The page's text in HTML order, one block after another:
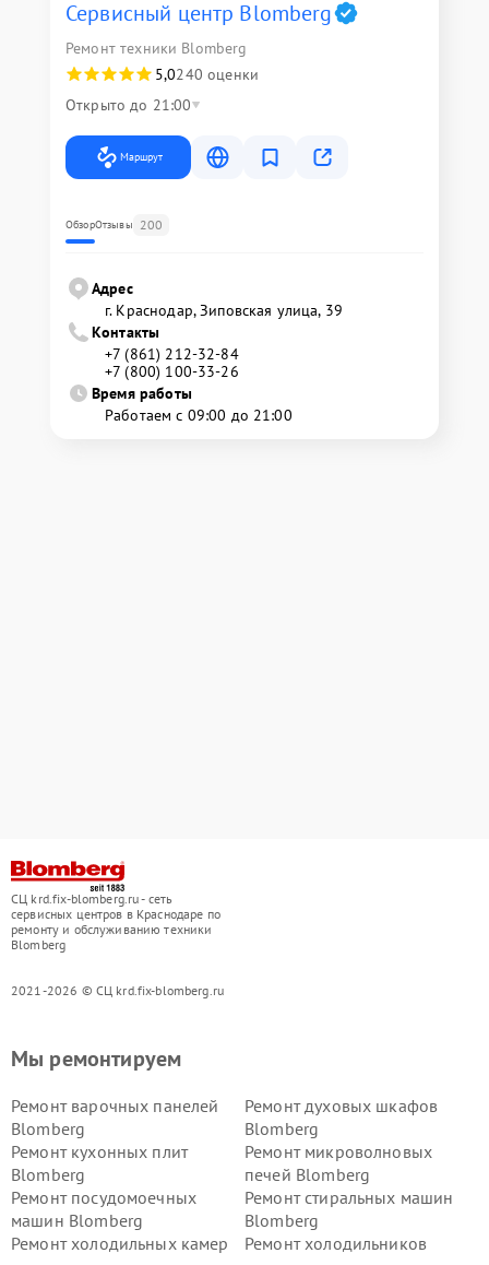
Сервисный центр Blomberg
Ремонт техники Blomberg
5,0240 оценки
Открыто до 21:00
Маршрут
ОбзорОтзывы 200
Адрес
г. Краснодар, Зиповская улица, 39
Контакты
+7 (861) 212-32-84
+7 (800) 100-33-26
Время работы
Работаем с 09:00 до 21:00
СЦ krd.fix-blomberg.ru - сеть
сервисных центров в Краснодаре по
ремонту и обслуживанию техники
Blomberg
2021-2026 © СЦ krd.fix-blomberg.ru
Мы ремонтируем
Ремонт варочных панелей
Blomberg
Ремонт духовых шкафов
Blomberg
Ремонт кухонных плит
Blomberg
Ремонт микроволновых
печей Blomberg
Ремонт посудомоечных
машин Blomberg
Ремонт стиральных машин
Blomberg
Ремонт холодильных камер
Ремонт холодильников